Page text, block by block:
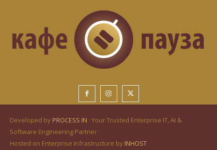
Developed by PROCESS IN · Your Trusted Enterprise IT, AI &
Software Engineering Partner ·
Hosted on Enterprise Infrastructure by INHOST